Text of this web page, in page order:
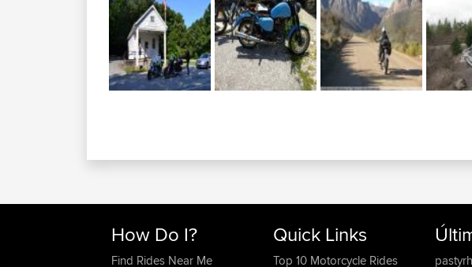
How Do I?
Find Rides Near Me
Quick Links
Top 10 Motorcycle Rides